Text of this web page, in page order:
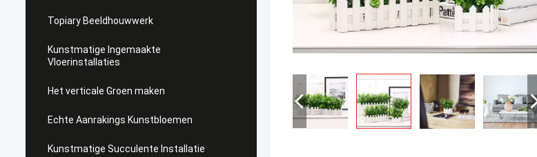
Topiary Beeldhouwwerk
Kunstmatige Ingemaakte
Vloerinstallaties
Het verticale Groen maken
Echte Aanrakings Kunstbloemen
Kunstmatige Succulente Installatie